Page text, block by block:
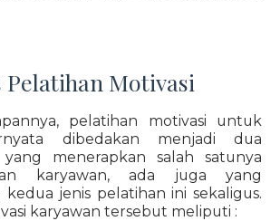
Pelatihan Motivasi
pelatihan motivasi untuk
dibedakan menjadi dua
menerapkan salah satunya
karyawan, ada juga yang
jenis pelatihan ini sekaligus.
karyawan tersebut meliputi :